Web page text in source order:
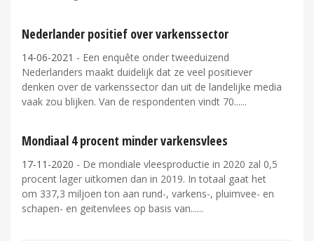
Nederlander positief over varkenssector
14-06-2021 - Een enquête onder tweeduizend
Nederlanders maakt duidelijk dat ze veel positiever
denken over de varkenssector dan uit de landelijke media
vaak zou blijken. Van de respondenten vindt 70...
Mondiaal 4 procent minder varkensvlees
17-11-2020 - De mondiale vleesproductie in 2020 zal 0,5
procent lager uitkomen dan in 2019. In totaal gaat het
om 337,3 miljoen ton aan rund-, varkens-, pluimvee- en
schapen- en geitenvlees op basis van...